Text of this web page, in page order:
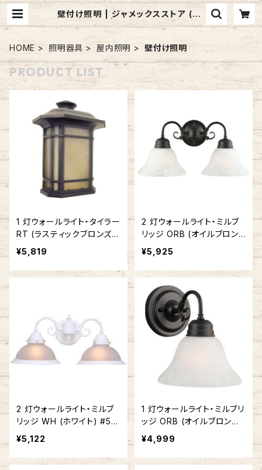
壁付け照明 | ジャメックスストア (Ja
mex Inc.) | 照明器具・レンジフー
ド・洗面台などのインターネット通販
HOME 照明器具 屋内照明 壁付け照明
PRODUCT LIST
1 灯ウォールライト・タイラー
RT (ラスティックブロンズ)
#IM-5829RT
¥5,819
2 灯ウォールライト・ミルブ
リッジ ORB (オイルブロン
ズ) #514471
¥5,925
2 灯ウォールライト・ミルブ
リッジ WH (ホワイト) #50
6824
¥5,122
1 灯ウォールライト・ミルブリ
ッジ ORB (オイルブロンズ)
#514497
¥4,999